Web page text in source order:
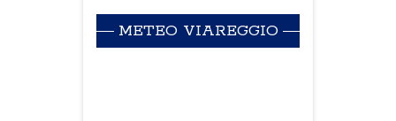
METEO VIAREGGIO